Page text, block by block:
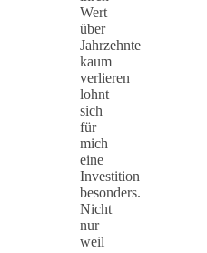
Wert
über
Jahrzehnte
kaum
verlieren
lohnt
sich
für
mich
eine
Investition
besonders.
Nicht
nur
weil